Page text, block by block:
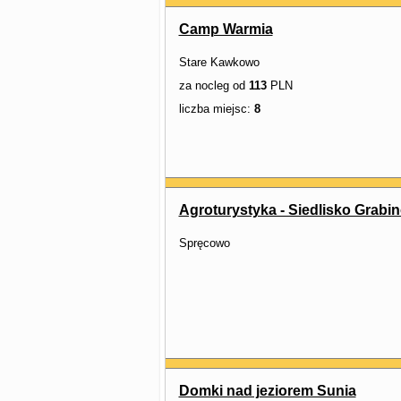
Camp Warmia
Stare Kawkowo
za nocleg od 113PLN
liczba miejsc: 8
Agroturystyka - Siedlisko
Spręcowo
Domki nad jeziorem Sunia